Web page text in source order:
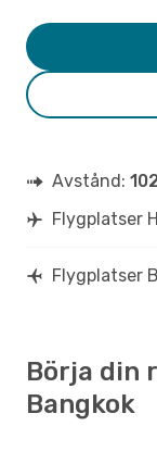
Avstånd:
Flygplatser
Flygplatser
Börja din
Bangkok